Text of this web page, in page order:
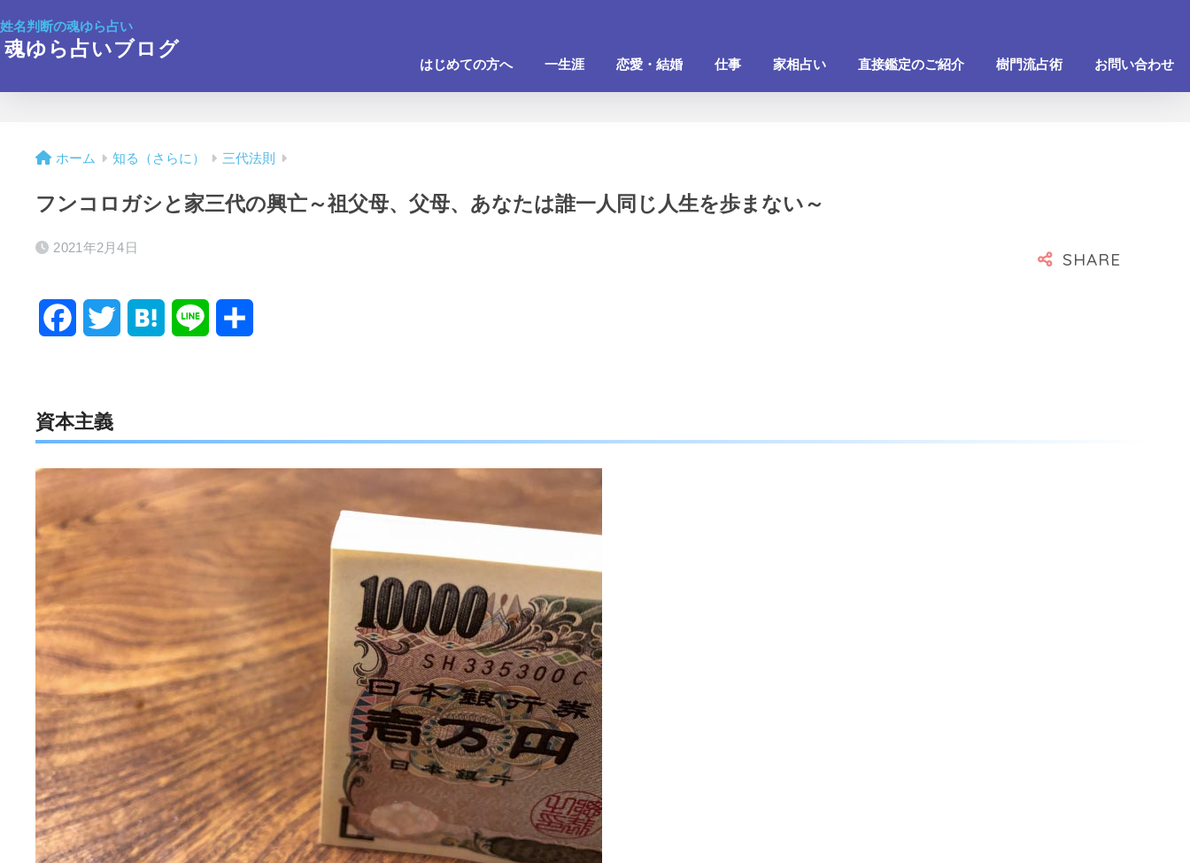
姓名判断の魂ゆら占い
魂ゆら占いブログ
はじめての方へ 一生涯 恋愛・結婚 仕事 家相占い 直接鑑定のご紹介 樹門流占術 お問い合わせ
ホーム 知る（さらに） 三代法則
フンコロガシと家三代の興亡～祖父母、父母、あなたは誰一人同じ人生を歩まない～
2021年2月4日
e
b
o
t
e
n
資本主義